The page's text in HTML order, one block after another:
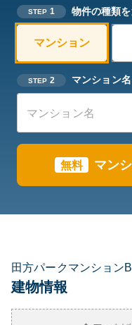
STEP 1 物件の種類
マンション
STEP 2 マンション
無料 マン
田方パークマンション
建物情報